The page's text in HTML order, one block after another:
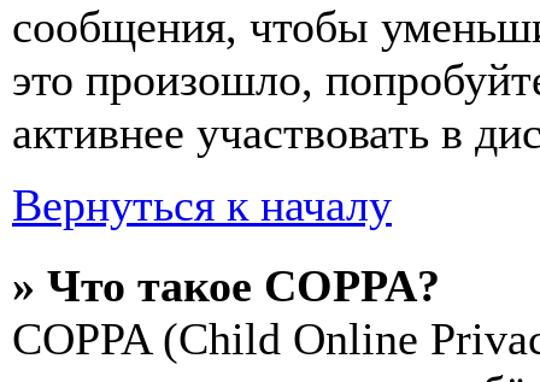
сообщения, чтобы
это произошло,
активнее участвовать в
Вернуться к началу
» Что такое COPPA?
COPPA (Child Online